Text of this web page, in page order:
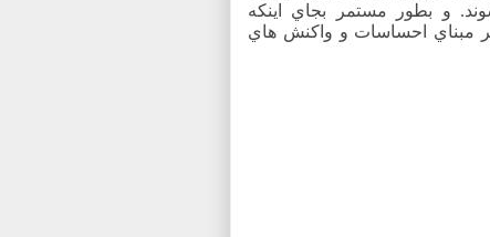
و بطور مستمر بجاي اینکه
بر مبناي احساسات و واکنش هاي